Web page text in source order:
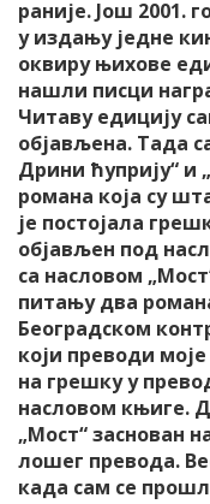
раније. Још 2001.
у издању једне
оквиру њихове
нашли писци
Читаву едицију
објављена. Тада
Дрини ћуприју“ и
романа која су
је постојала
објављен под
са насловом
питању два
Београдском
који преводи
на грешку у
насловом књиге.
„Мост“ заснован
лошег превода.
када сам се